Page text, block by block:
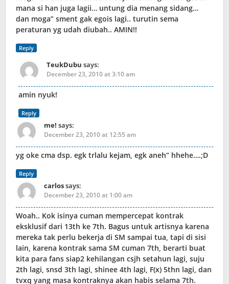
mana si han juga lagii… untung dia menang sidang…
dan moga” sment gak egois lagi.. turutin sema
peraturan yg udah diubah.. AMIN!!
Reply
TeukDubu says:
December 23, 2010 at 3:10 am
amin nyuk!
Reply
me! says:
December 23, 2010 at 12:55 am
yg oke cma dsp. egk trlalu kejam, egk aneh” hhehe….;D
Reply
carlossays:
December 23, 2010 at 1:00 am
Woah.. Kok isinya cuman mempercepat kontrak
eksklusif dari 13th ke 7th. Bagus untuk artisnya karena
mereka tak perlu bekerja di SM sampai tua, tapi di sisi
lain, karena kontrak sama SM cuman 7th, berarti buat
kita para fans siap2 kehilangan csjh setahun lagi, suju
2th lagi, snsd 3th lagi, shinee 4th lagi, F(x) 5thn lagi, dan
tvxq yang masa kontraknya akan habis selama 7th.